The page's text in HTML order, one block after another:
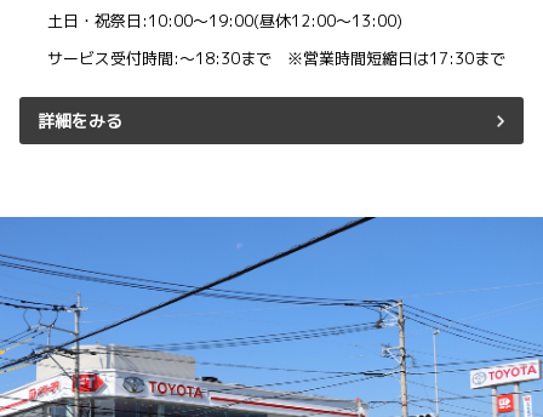
土日・祝祭日:10:00～19:00(昼休12:00～13:00)
サービス受付時間:～18:30まで ※営業時間短縮日は17:30まで
詳細をみる